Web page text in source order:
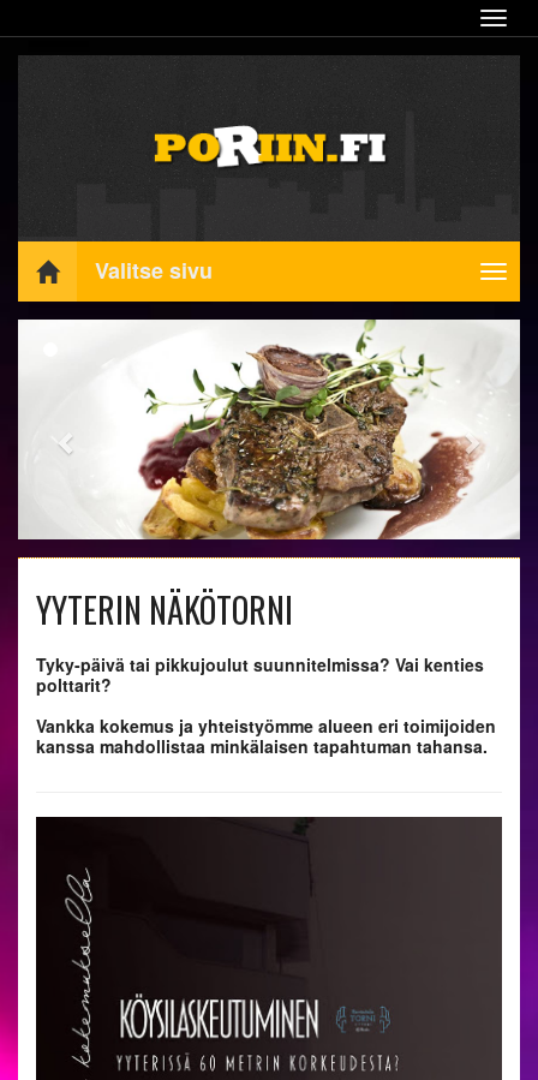
Valitse sivu
YYTERIN NÄKÖTORNI
Tyky-päivä tai pikkujoulut suunnitelmissa? Vai kenties
polttarit?
Vankka kokemus ja yhteistyömme alueen eri toimijoiden
kanssa mahdollistaa minkälaisen tapahtuman tahansa.